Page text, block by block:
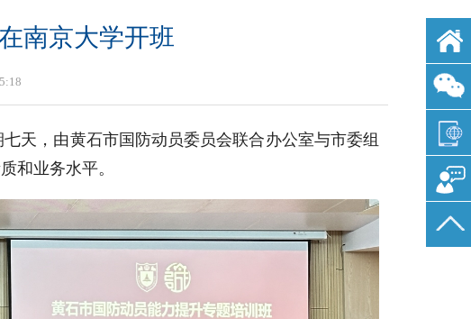
南京大学开班
，由黄石市国防动员委员会联合办公室与市委组
和业务水平。